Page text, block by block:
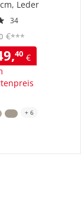
Leder
34
,40 €
€***
+ 6